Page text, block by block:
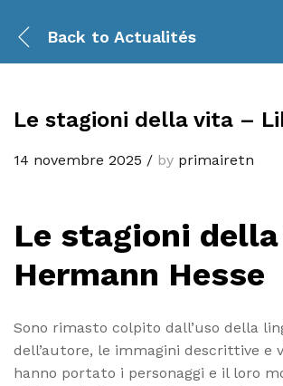
Back to Actualités
Le stagioni della vita –
14 novembre 2025 / by primairetn
Le stagioni
Hermann Hesse
Sono rimasto colpito dall’uso della
dell’autore, le immagini descrittive e
hanno portato i personaggi e il loro